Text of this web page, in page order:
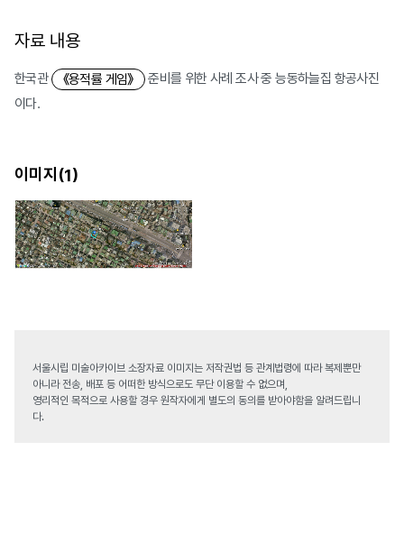
자료 내용
한국관 《용적률 게임》
준비를 위한 사례 조사 중 능동하늘집 항공사진
이다.
이미지(1)
서울시립 미술아카이브 소장자료 이미지는 저작권법 등 관계법령에 따라 복제뿐만
아니라 전송, 배포 등 어떠한 방식으로도 무단 이용할 수 없으며,
영리적인 목적으로 사용할 경우 원작자에게 별도의 동의를 받아야함을 알려드립니
다.